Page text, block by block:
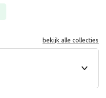
bekijk alle collecties